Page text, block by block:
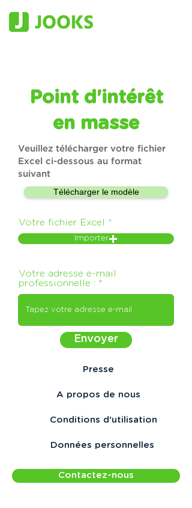
Point d'intérêt
en masse
Veuillez télécharger votre fichier
Excel ci-dessous au format
suivant
Télécharger le modèle
Votre fichier Excel
Importer
Votre adresse e-mail
professionnelle :
Envoyer
Presse
A propos de nous
Conditions d'utilisation
Données personnelles
Contactez-nous